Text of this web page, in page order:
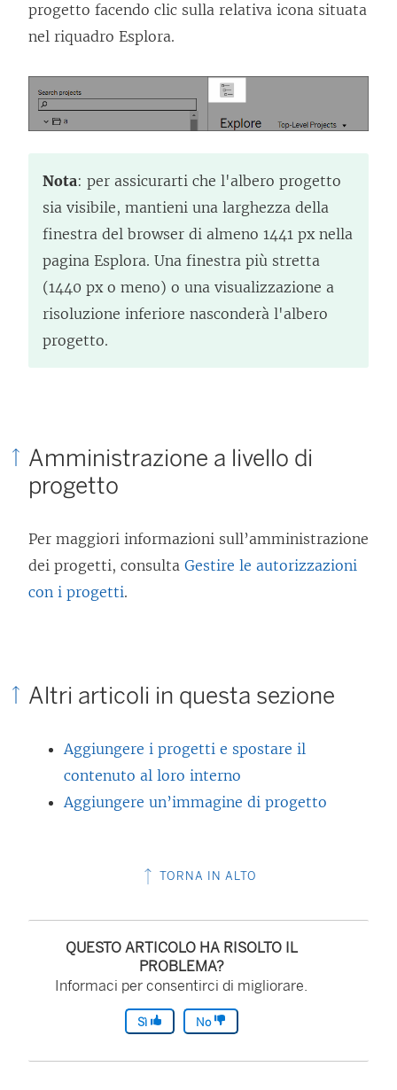
progetto facendo clic sulla relativa icona situata
nel riquadro Esplora.
Nota: per assicurarti che l'albero progetto
sia visibile, mantieni una larghezza della
finestra del browser di almeno 1441 px nella
pagina Esplora. Una finestra più stretta
(1440 px o meno) o una visualizzazione a
risoluzione inferiore nasconderà l'albero
progetto.
Amministrazione a livello di
progetto
Per maggiori informazioni sull’amministrazione
dei progetti, consulta Gestire le autorizzazioni
con i progetti.
Altri articoli in questa sezione
Aggiungere i progetti e spostare il
contenuto al loro interno
Aggiungere un’immagine di progetto
TORNA IN ALTO
QUESTO ARTICOLO HA RISOLTO IL
PROBLEMA?
Informaci per consentirci di migliorare.
Sì No